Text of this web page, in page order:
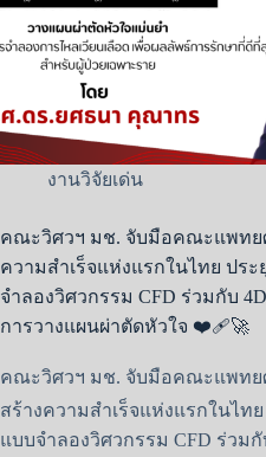
งานวิจัยเด่น
คณะวิศวฯ มช. จับมือคณะแพทย
ความสำเร็จแห่งแรกในไทย ปร
จำลองวิศวกรรม CFD ร่วมกับ
การวางแผนผ่าตัดหัวใจ ❤️‍🩹🚀
คณะวิศวฯ มช. จับมือคณะแพทย
สร้างความสำเร็จแห่งแรกในไท
แบบจำลองวิศวกรรม CFD ร่วมกั